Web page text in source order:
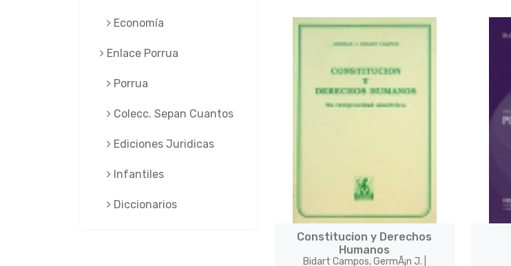
Constitucion y Derechos
Humanos
Bidart Campos, GermÃ¡n J. |
Economía
Enlace Porrua
Porrua
Colecc. Sepan Cuantos
Ediciones Juridicas
Infantiles
Diccionarios